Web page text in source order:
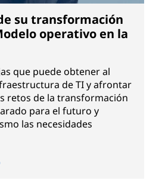
su transformación
operativo en la
que puede obtener al
de TI y afrontar
retos de la transformación
para el futuro y
las necesidades